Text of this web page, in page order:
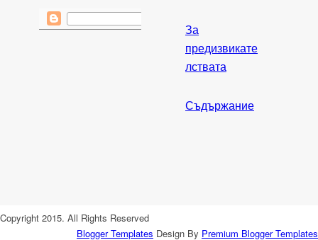
За
предизвикате
лствата
Съдържание
Copyright 2015. All Rights Reserved
Blogger Templates Design By Premium Blogger Templates